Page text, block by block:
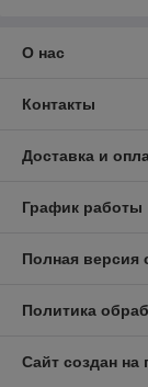
О нас
Контакты
Доставка и
График работы
Полная версия
Политика
Сайт создан на